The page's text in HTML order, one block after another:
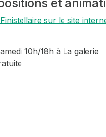
et
sur le site
10h/18h à La galerie